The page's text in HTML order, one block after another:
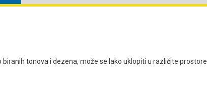
tonova i dezena, može se lako uklopiti u različite prostore.